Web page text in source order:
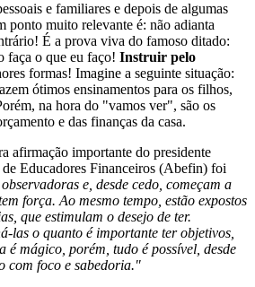
e familiares e depois de algumas
ponto muito relevante é: não adianta
É a prova viva do famoso ditado:
faça o que eu faço! Instruir pelo
formas! Imagine a seguinte situação:
ótimos ensinamentos para os filhos,
na hora do "vamos ver", são os
e das finanças da casa.
afirmação importante do presidente
Educadores Financeiros (Abefin) foi
e, desde cedo, começam a
força. Ao mesmo tempo, estão expostos
que estimulam o desejo de ter.
las o quanto é importante ter objetivos,
é mágico, porém, tudo é possível, desde
com foco e sabedoria."